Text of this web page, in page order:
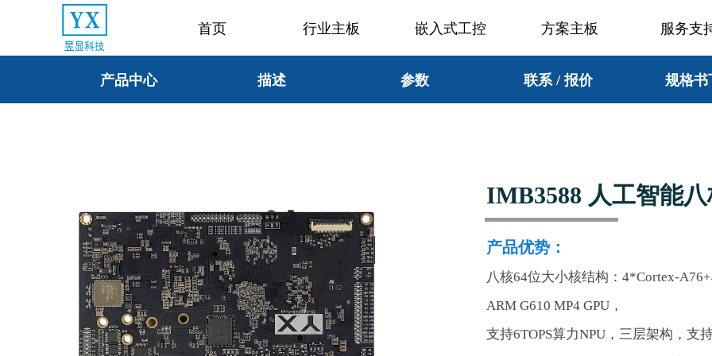
首页 行业主板 嵌入式工控 方案主板 服务支
产品中心 描述 参数 联系 / 报价 规格书
IMB3588 人工智能
八核64位大小核结构：4*Cortex-
ARM G610 MP4 GPU，
支持6TOPS算力NPU，三层架构，支
产品优势：